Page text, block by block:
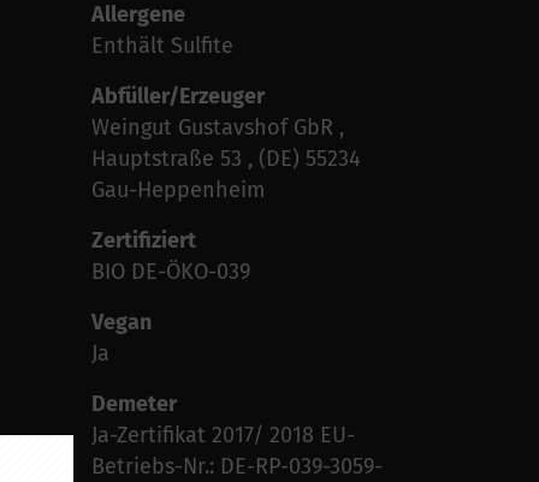
Allergene
Enthält Sulfite
Abfüller/Erzeuger
Weingut Gustavshof GbR ,
Hauptstraße 53 , (DE) 55234
Gau-Heppenheim
Zertifiziert
BIO DE-ÖKO-039
Vegan
Ja
Demeter
Ja-Zertifikat 2017/ 2018 EU-
Betriebs-Nr.: DE-RP-039-3059-